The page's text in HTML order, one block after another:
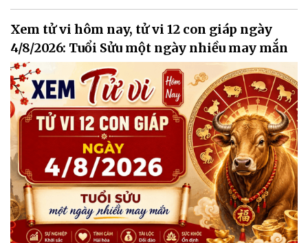
Xem tử vi hôm nay, tử vi 12 con giáp ngày
4/8/2026: Tuổi Sửu một ngày nhiều may mắn